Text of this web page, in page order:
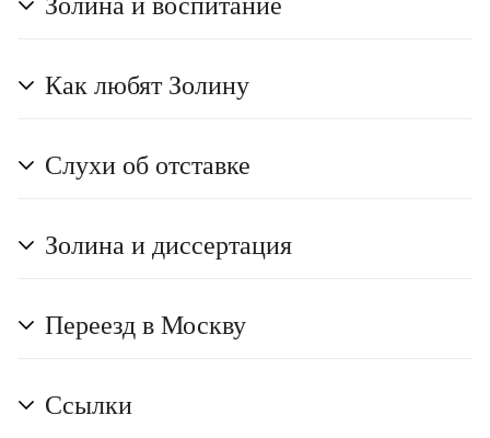
Как любят Золину
Слухи об отставке
Золина и диссертация
Переезд в Москву
Ссылки